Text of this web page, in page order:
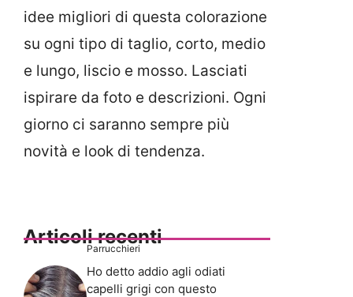
idee migliori di questa colorazione
su ogni tipo di taglio, corto, medio
e lungo, liscio e mosso. Lasciati
ispirare da foto e descrizioni. Ogni
giorno ci saranno sempre più
novità e look di tendenza.
Articoli recenti
Parrucchieri
Ho detto addio agli odiati
capelli grigi con questo